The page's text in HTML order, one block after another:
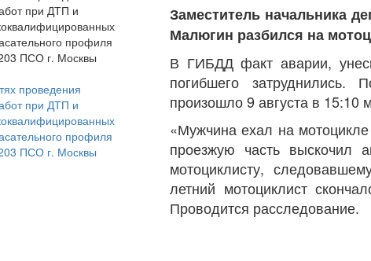
проведения
при ДТП и
профиля
ПСО г. Москвы
Заместитель начальника
Малюгин разбился на
В ГИБДД факт аварии,
погибшего затруднились.
произошло 9 августа в 15:10
«Мужчина ехал на
проезжую часть выскочил
мотоциклисту,
летний мотоциклист
Проводится расследование.